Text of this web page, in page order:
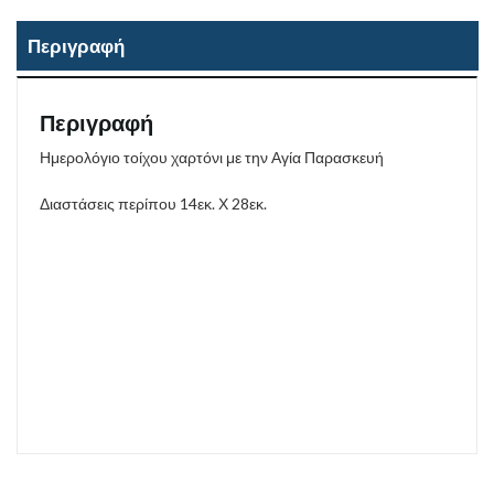
Περιγραφή
Περιγραφή
Ημερολόγιο τοίχου χαρτόνι με την Αγία Παρασκευή
Διαστάσεις περίπου 14εκ. Χ 28εκ.